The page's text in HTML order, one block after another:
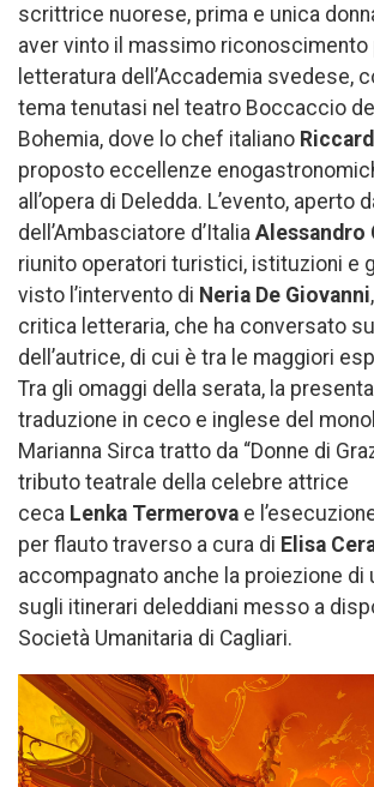
scrittrice nuorese, prima e unica
aver vinto il massimo riconoscimento
letteratura dell’Accademia svedese,
tema tenutasi nel teatro Boccaccio
Bohemia, dove lo chef italiano
proposto eccellenze
all’opera di Deledda. L’evento, aperto
dell’Ambasciatore d’Italia Alessandro
riunito operatori turistici, istituzioni e
visto l’intervento di Neria De Giovanni
critica letteraria, che ha conversato
dell’autrice, di cui è tra le maggiori
Tra gli omaggi della serata, la
traduzione in ceco e inglese del
Marianna Sirca tratto da “Donne di
tributo teatrale della celebre attrice
ceca Lenka Termerova e
per flauto traverso a cura di Elisa
accompagnato anche la proiezione di
sugli itinerari deleddiani messo a
Società Umanitaria di Cagliari.